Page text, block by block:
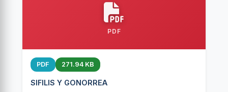
PDF
PDF 271.94 KB
SIFILIS Y GONORREA